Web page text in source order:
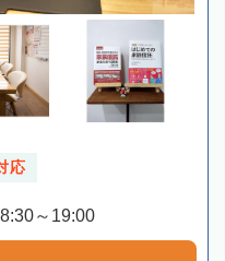
応
8:30～19:00